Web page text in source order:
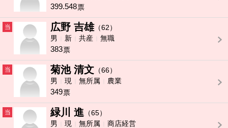
399.548票
当 広野 吉雄（62）
男
新 共産 無職
383票
当 菊池 清文 （66）
男
現 無所属 農業
349票
当 緑川 進 （65）
男
現 無所属 商店経営